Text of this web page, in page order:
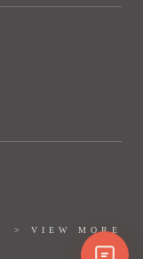
> VIEW MORE